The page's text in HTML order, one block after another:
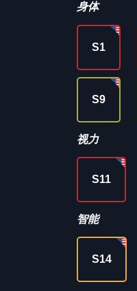
身体
S1
S9
视力
S11
智能
S14